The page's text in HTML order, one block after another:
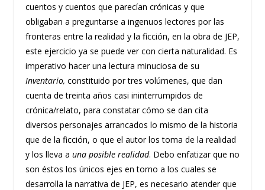
cuentos y cuentos que parecían crónicas y que
obligaban a preguntarse a ingenuos lectores por las
fronteras entre la realidad y la ficción, en la obra de JEP,
este ejercicio ya se puede ver con cierta naturalidad. Es
imperativo hacer una lectura minuciosa de su
Inventario, constituido por tres volúmenes, que dan
cuenta de treinta años casi ininterrumpidos de
crónica/relato, para constatar cómo se dan cita
diversos personajes arrancados lo mismo de la historia
que de la ficción, o que el autor los toma de la realidad
y los lleva a una posible realidad. Debo enfatizar que no
son éstos los únicos ejes en torno a los cuales se
desarrolla la narrativa de JEP, es necesario atender que